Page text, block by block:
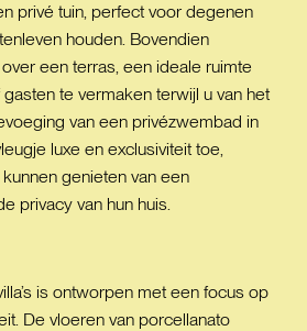
privé tuin, perfect voor degenen
houden. Bovendien
een terras, een ideale ruimte
te vermaken terwijl u van het
van een privézwembad in
luxe en exclusiviteit toe,
genieten van een
privacy van hun huis.
is ontworpen met een focus op
De vloeren van porcellanato